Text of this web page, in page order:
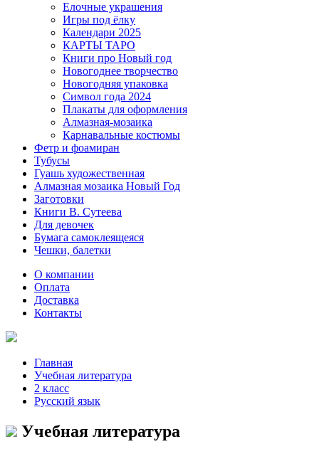
Елочные украшения
Игры под ёлку
Календари 2025
КАРТЫ ТАРО
Книги про Новый год
Новогоднее творчество
Новогодняя упаковка
Символ года 2024
Плакаты для оформления
Алмазная-мозаика
Карнавальные костюмы
Фетр и фоамиран
Тубусы
Гуашь художественная
Алмазная мозаика Новый Год
Заготовки
Книги В. Сутеева
Для девочек
Бумага самоклеящеяся
Чешки, балетки
О компании
Оплата
Доставка
Контакты
Главная
Учебная литература
2 класс
Русский язык
Учебная литература